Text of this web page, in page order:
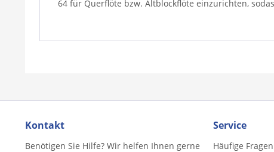
64 für Querflöte bzw. Altblockflöte einzurichten,
Kontakt
Benötigen Sie Hilfe? Wir helfen Ihnen gerne
Service
Häufige Fragen